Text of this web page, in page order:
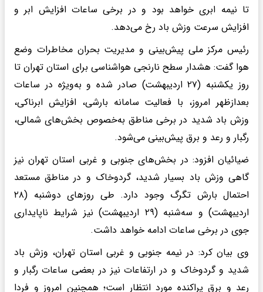
تا نیمه ابری خواهد بود و در برخی ساعات افزایش ابر و
افزایش سرعت وزش باد رخ می‌دهد.
رئیس مرکز ملی پیش‌بینی و مدیریت بحران مخاطرات وضع
هوا گفت: هشدار سطح نارنجی هواشناسی برای استان تهران تا
روز یکشنبه (۲۷ اردیبهشت) صادر شده و به‌ویژه در ساعات
بعدازظهر امروز، با فعالیت سامانه بارشی، افزایش ابرناکی،
وزش باد شدید در برخی مناطق به‌خصوص بخش‌های شمالی،
رگبار و رعد و برق پیش‌بینی می‌شود.
ضیائیان افزود: در بخش‌های جنوبی و غربی استان تهران نیز
گاهی وزش باد بسیار شدید، گردوخاک و در مناطق مستعد
احتمال بارش تگرگ وجود دارد. طی روزهای دوشنبه (۲۸
اردیبهشت) و سه‌شنبه (۲۹ اردیبهشت) نیز شرایط ناپایداری
جوی در برخی ساعات ادامه خواهد داشت.
وی بیان کرد: در نیمه جنوبی و غربی استان تهران، وزش باد
شدید و گردوخاک و در ارتفاعات نیز در بعضی ساعات رگبار و
رعد و برق پراکنده مورد انتظار است؛ همچنین امروز و فردا